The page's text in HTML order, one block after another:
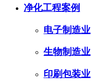
净化工程案例
电子制造业
生物制造业
印刷包装业